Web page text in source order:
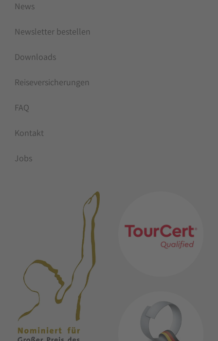
News
Newsletter bestellen
Downloads
Reiseversicherungen
FAQ
Kontakt
Jobs
MITGLIEDSCHAFTEN